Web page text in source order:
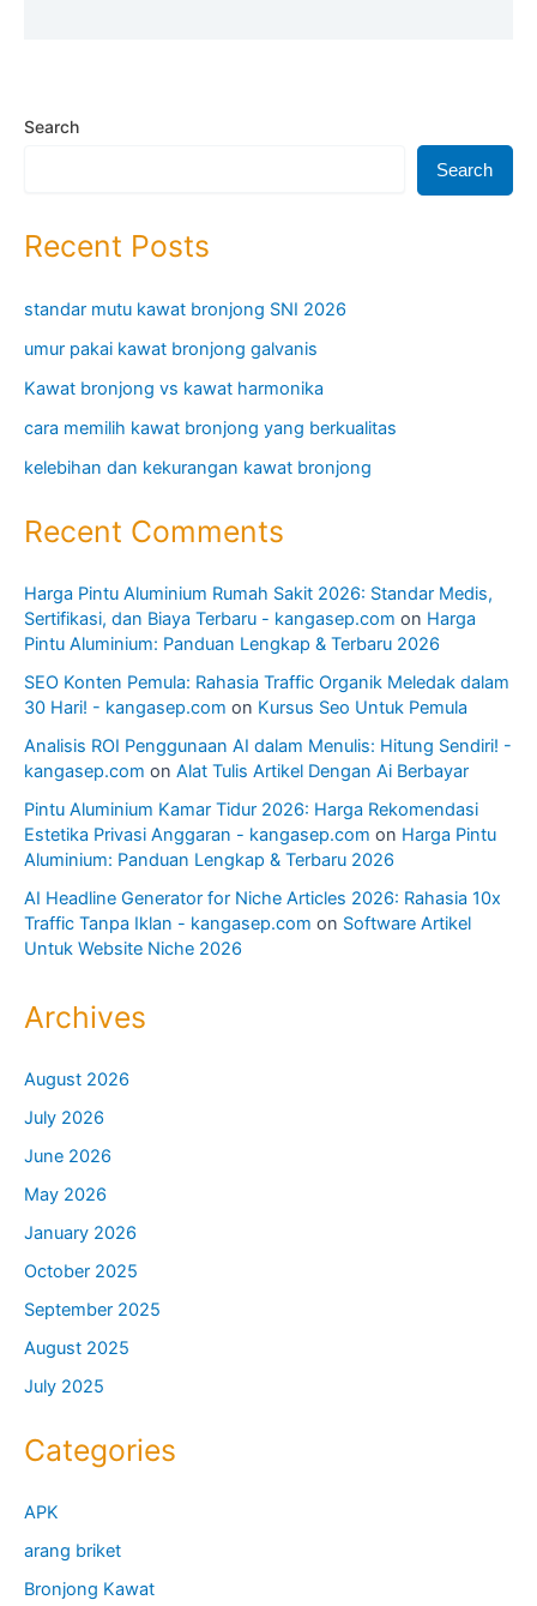
Search
Search
Recent Posts
standar mutu kawat bronjong SNI 2026
umur pakai kawat bronjong galvanis
Kawat bronjong vs kawat harmonika
cara memilih kawat bronjong yang berkualitas
kelebihan dan kekurangan kawat bronjong
Recent Comments
Harga Pintu Aluminium Rumah Sakit 2026: Standar Medis,
Sertifikasi, dan Biaya Terbaru - kangasep.com on Harga
Pintu Aluminium: Panduan Lengkap & Terbaru 2026
SEO Konten Pemula: Rahasia Traffic Organik Meledak dalam
30 Hari! - kangasep.com on Kursus Seo Untuk Pemula
Analisis ROI Penggunaan AI dalam Menulis: Hitung Sendiri! -
kangasep.com on Alat Tulis Artikel Dengan Ai Berbayar
Pintu Aluminium Kamar Tidur 2026: Harga Rekomendasi
Estetika Privasi Anggaran - kangasep.com on Harga Pintu
Aluminium: Panduan Lengkap & Terbaru 2026
AI Headline Generator for Niche Articles 2026: Rahasia 10x
Traffic Tanpa Iklan - kangasep.com on Software Artikel
Untuk Website Niche 2026
Archives
August 2026
July 2026
June 2026
May 2026
January 2026
October 2025
September 2025
August 2025
July 2025
Categories
APK
arang briket
Bronjong Kawat